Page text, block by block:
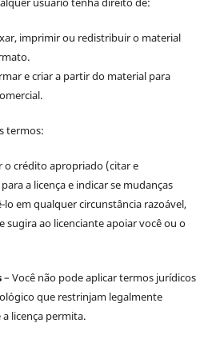
imprimir ou redistribuir o material
e criar a partir do material para
termos:
o crédito apropriado (citar e
a licença e indicar se mudanças
lo em qualquer circunstância razoável,
sugira ao licenciante apoiar você ou o
– Você não pode aplicar termos jurídicos
que restrinjam legalmente
licença permita.